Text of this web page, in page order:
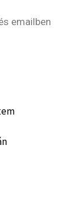
emailben